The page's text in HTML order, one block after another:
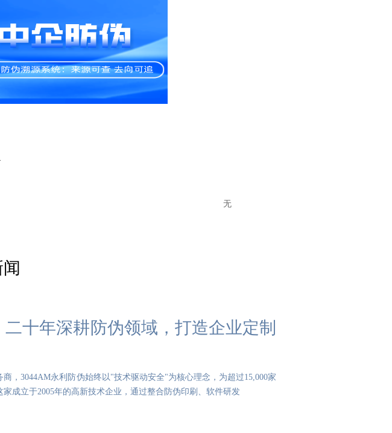
无
十年深耕防伪领域，打造企业定制
，3044AM永利防伪始终以"技术驱动安全"为核心理念，为超过15,000家
成立于2005年的高新技术企业，通过整合防伪印刷、软件研发